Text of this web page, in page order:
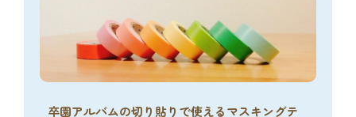
卒園アルバムの切り貼りで使えるマスキングテ